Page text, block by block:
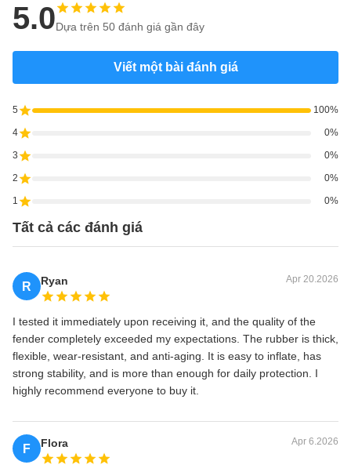
5.0Dựa trên 50 đánh giá gần đây
Viết một bài đánh giá
5 100%
4 0%
3 0%
2 0%
1 0%
Tất cả các đánh giá
R Ryan Apr 20.2026
I tested it immediately upon receiving it, and the quality of the
fender completely exceeded my expectations. The rubber is thick,
flexible, wear-resistant, and anti-aging. It is easy to inflate, has
strong stability, and is more than enough for daily protection. I
highly recommend everyone to buy it.
F Flora Apr 6.2026